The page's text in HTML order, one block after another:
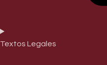
Textos Legales